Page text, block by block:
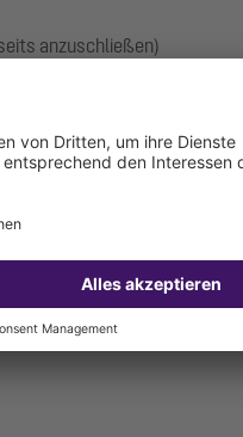
anzuschließen)
bauseitig mit Beton zu